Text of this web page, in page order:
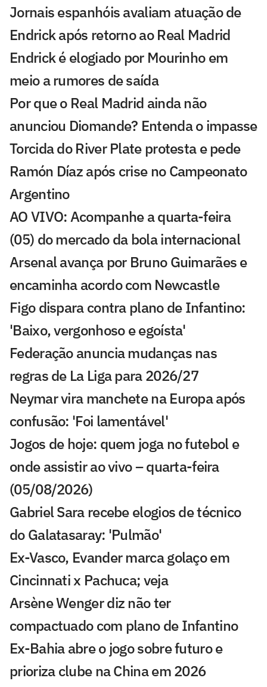
Jornais espanhóis avaliam atuação de
Endrick após retorno ao Real Madrid
Endrick é elogiado por Mourinho em
meio a rumores de saída
Por que o Real Madrid ainda não
anunciou Diomande? Entenda o impasse
Torcida do River Plate protesta e pede
Ramón Díaz após crise no Campeonato
Argentino
AO VIVO: Acompanhe a quarta-feira
(05) do mercado da bola internacional
Arsenal avança por Bruno Guimarães e
encaminha acordo com Newcastle
Figo dispara contra plano de Infantino:
'Baixo, vergonhoso e egoísta'
Federação anuncia mudanças nas
regras de La Liga para 2026/27
Neymar vira manchete na Europa após
confusão: 'Foi lamentável'
Jogos de hoje: quem joga no futebol e
onde assistir ao vivo – quarta-feira
(05/08/2026)
Gabriel Sara recebe elogios de técnico
do Galatasaray: 'Pulmão'
Ex-Vasco, Evander marca golaço em
Cincinnati x Pachuca; veja
Arsène Wenger diz não ter
compactuado com plano de Infantino
Ex-Bahia abre o jogo sobre futuro e
prioriza clube na China em 2026